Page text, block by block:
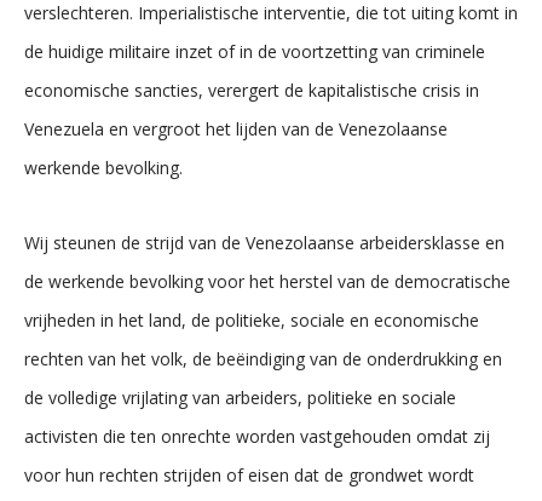
verslechteren. Imperialistische interventie, die tot uiting komt in
de huidige militaire inzet of in de voortzetting van criminele
economische sancties, verergert de kapitalistische crisis in
Venezuela en vergroot het lijden van de Venezolaanse
werkende bevolking.
Wij steunen de strijd van de Venezolaanse arbeidersklasse en
de werkende bevolking voor het herstel van de democratische
vrijheden in het land, de politieke, sociale en economische
rechten van het volk, de beëindiging van de onderdrukking en
de volledige vrijlating van arbeiders, politieke en sociale
activisten die ten onrechte worden vastgehouden omdat zij
voor hun rechten strijden of eisen dat de grondwet wordt